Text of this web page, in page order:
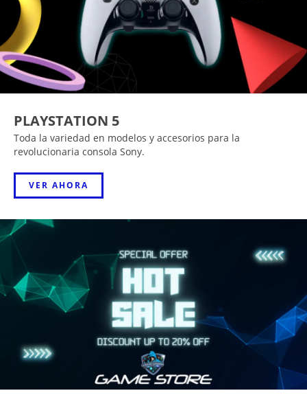
PLAYSTATION 5
Toda la variedad en modelos y accesorios para la
revolucionaria consola Sony.
VER AHORA